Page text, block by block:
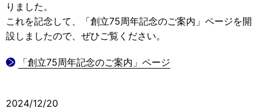
りました。
これを記念して、「創立75周年記念のご案内」ページを開
設しましたので、ぜひご覧ください。
「創立75周年記念のご案内」ページ
2024/12/20